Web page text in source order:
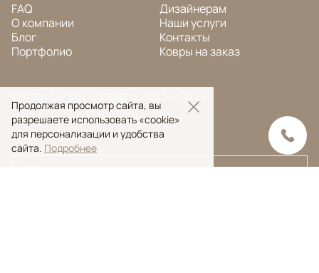
FAQ
О компании
Блог
Портфолио
Дизайнерам
Наши услуги
Контакты
Ковры на заказ
Политика конфиденциальности
Поиск ковра
Продолжая просмотр сайта, вы
разрешаете использовать «cookie»
для персонализации и удобства
сайта. Подробнее